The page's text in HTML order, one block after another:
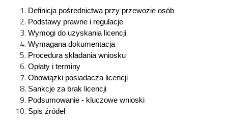
Definicja pośrednictwa przy przewozie osób
Podstawy prawne i regulacje
Wymogi do uzyskania licencji
Wymagana dokumentacja
Procedura składania wniosku
Opłaty i terminy
Obowiązki posiadacza licencji
Sankcje za brak licencji
Podsumowanie - kluczowe wnioski
Spis źródeł